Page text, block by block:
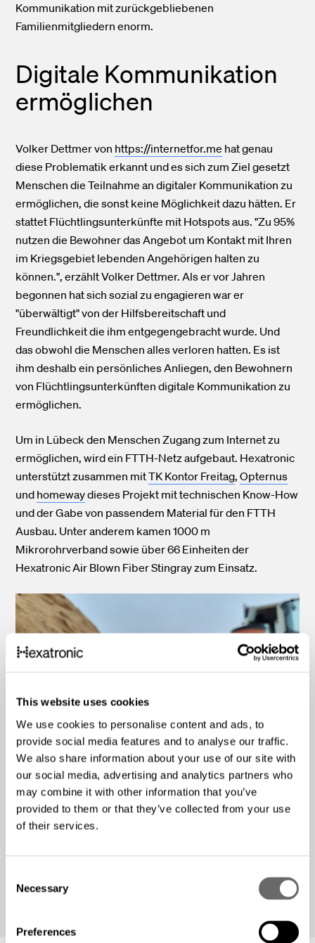
This website uses cookies
We use cookies to personalise content and ads, to
provide social media features and to analyse our traffic.
We also share information about your use of our site with
our social media, advertising and analytics partners who
may combine it with other information that you’ve
provided to them or that they’ve collected from your use
of their services.
Necessary
Preferences
Kommunikation mit zurückgebliebenen
Familienmitgliedern enorm.
Digitale Kommunikation
ermöglichen
Volker Dettmer von https://internetfor.me hat genau
diese Problematik erkannt und es sich zum Ziel gesetzt
Menschen die Teilnahme an digitaler Kommunikation zu
ermöglichen, die sonst keine Möglichkeit dazu hätten. Er
stattet Flüchtlingsunterkünfte mit Hotspots aus. "Zu 95%
nutzen die Bewohner das Angebot um Kontakt mit Ihren
im Kriegsgebiet lebenden Angehörigen halten zu
können.", erzählt Volker Dettmer. Als er vor Jahren
begonnen hat sich sozial zu engagieren war er
"überwältigt" von der Hilfsbereitschaft und
Freundlichkeit die ihm entgegengebracht wurde. Und
das obwohl die Menschen alles verloren hatten. Es ist
ihm deshalb ein persönliches Anliegen, den Bewohnern
von Flüchtlingsunterkünften digitale Kommunikation zu
ermöglichen.
Um in Lübeck den Menschen Zugang zum Internet zu
ermöglichen, wird ein FTTH-Netz aufgebaut. Hexatronic
unterstützt zusammen mitTK Kontor Freitag,Opternus
und homewaydieses Projekt mit technischen Know-How
und der Gabe von passendem Material für den FTTH
Ausbau. Unter anderem kamen 1000 m
Mikrorohrverband sowie über 66 Einheiten der
Hexatronic Air Blown Fiber Stingray zum Einsatz.
Wir freuen uns, dass wir dieses Projekt mit unterstützen
durften und hoffen auch in Zukunft einen Teil zu einer